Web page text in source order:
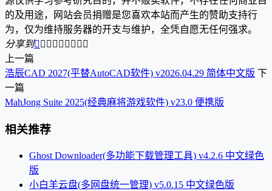
的及用途，网站会员捐赠是您喜欢本站而产生的赞助支持行
为，仅为维持服务器的开支与维护，全凭自愿无任何强求。
分享到        
上一篇
浩辰CAD 2027(平替AutoCAD软件) v2026.04.29 简体中文版 下
一篇
MahJong Suite 2025(经典麻将游戏软件) v23.0 便携版
相关推荐
Ghost Downloader(多功能下载管理工具) v4.2.6 中文绿色
版
小白羊云盘(多网盘统一管理) v5.0.15 中文绿色版